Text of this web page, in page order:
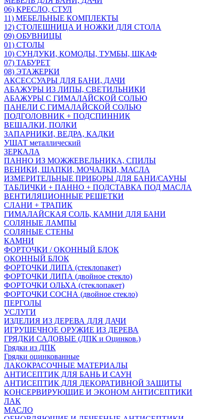
06) КРЕСЛО, СТУЛ
11) МЕБЕЛЬНЫЕ КОМПЛЕКТЫ
12) СТОЛЕШНИЦА И НОЖКИ ДЛЯ СТОЛА
09) ОБУВНИЦЫ
01) СТОЛЫ
10) СУНДУКИ, КОМОДЫ, ТУМБЫ, ШКАФ
07) ТАБУРЕТ
08) ЭТАЖЕРКИ
АКСЕССУАРЫ ДЛЯ БАНИ, ДАЧИ
АБАЖУРЫ ИЗ ЛИПЫ, СВЕТИЛЬНИКИ
АБАЖУРЫ С ГИМАЛАЙСКОЙ СОЛЬЮ
ПАНЕЛИ С ГИМАЛАЙСКОЙ СОЛЬЮ
ПОДГОЛОВНИК + ПОДСПИННИК
ВЕШАЛКИ, ПОЛКИ
ЗАПАРНИКИ, ВЕДРА, КАДКИ
УШАТ металлический
ЗЕРКАЛА
ПАННО ИЗ МОЖЖЕВЕЛЬНИКА, СПИЛЫ
ВЕНИКИ, ШАПКИ, МОЧАЛКИ, МАСЛА
ИЗМЕРИТЕЛЬНЫЕ ПРИБОРЫ ДЛЯ БАНИ/САУНЫ
ТАБЛИЧКИ + ПАННО + ПОДСТАВКА ПОД МАСЛА
ВЕНТИЛЯЦИОННЫЕ РЕШЕТКИ
СЛАНИ + ТРАПИК
ГИМАЛАЙСКАЯ СОЛЬ, КАМНИ ДЛЯ БАНИ
СОЛЯНЫЕ ЛАМПЫ
СОЛЯНЫЕ СТЕНЫ
КАМНИ
ФОРТОЧКИ / ОКОННЫЙ БЛОК
ОКОННЫЙ БЛОК
ФОРТОЧКИ ЛИПА (стеклопакет)
ФОРТОЧКИ ЛИПА (двойное стекло)
ФОРТОЧКИ ОЛЬХА (стеклопакет)
ФОРТОЧКИ СОСНА (двойное стекло)
ПЕРГОЛЫ
УСЛУГИ
ИЗДЕЛИЯ ИЗ ДЕРЕВА ДЛЯ ДАЧИ
ИГРУШЕЧНОЕ ОРУЖИЕ ИЗ ДЕРЕВА
ГРЯДКИ САДОВЫЕ (ДПК и Оцинков.)
Грядки из ДПК
Грядки оцинкованные
ЛАКОКРАСОЧНЫЕ МАТЕРИАЛЫ
АНТИСЕПТИК ДЛЯ БАНЬ И САУН
АНТИСЕПТИК ДЛЯ ДЕКОРАТИВНОЙ ЗАЩИТЫ
КОНСЕРВИРУЮЩИЕ И ЭКОНОМ АНТИСЕПТИКИ
ЛАК
МАСЛО